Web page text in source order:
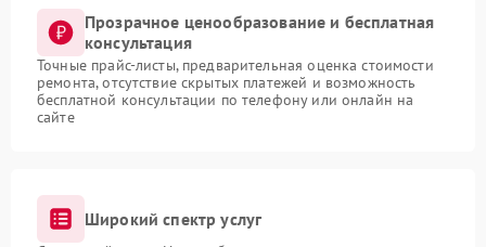
Прозрачное ценообразование и бесплатная
консультация
Точные прайс-листы, предварительная оценка стоимости
ремонта, отсутствие скрытых платежей и возможность
бесплатной консультации по телефону или онлайн на
сайте
Широкий спектр услуг